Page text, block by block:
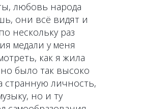
любовь народа
они всё видят и
нескольку раз
медали у меня
как я жила
было так высоко
странную личность,
но и ту